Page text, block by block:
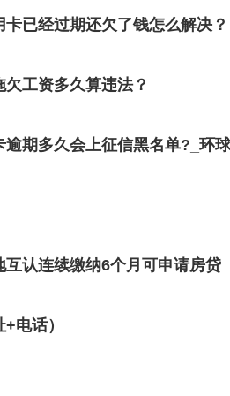
已经过期还欠了钱怎么解决？
工资多久算违法？
期多久会上征信黑名单?_环
认连续缴纳6个月可申请房贷
电话）